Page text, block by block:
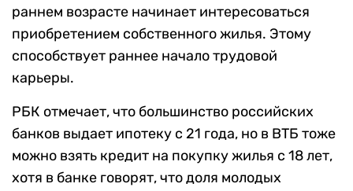
раннем возрасте начинает интересоваться
приобретением собственного жилья. Этому
способствует раннее начало трудовой
карьеры.
РБК отмечает, что большинство российских
банков выдает ипотеку с 21 года, но в ВТБ тоже
можно взять кредит на покупку жилья с 18 лет,
хотя в банке говорят, что доля молодых